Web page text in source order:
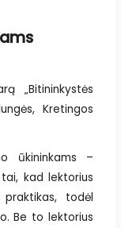
„Bitininkystės
Kretingos
ūkininkams –
kad lektorius
todėl
Be to lektorius